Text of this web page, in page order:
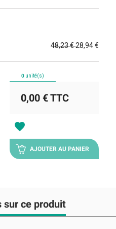
48,23 €28,94 €
0 unité(s)
0,00 €TTC
favorite
AJOUTER AU PANIER
sur ce produit